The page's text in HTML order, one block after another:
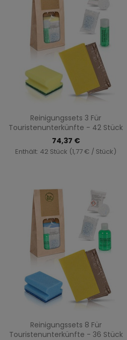
Vorschau
Reinigungssets 3 Für
Touristenunterkünfte - 42 Stück
74,37 €
Enthält: 42 Stück (1,77 € / Stück)
Vorschau
Reinigungssets 8 Für
Touristenunterkünfte - 36 Stück